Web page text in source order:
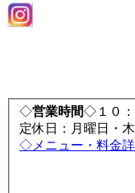
◇営業時間◇１０：
定休日：月曜日・
◇メニュー・料金